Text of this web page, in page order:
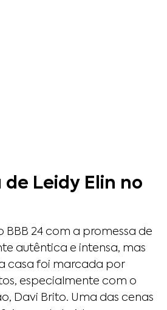
de Leidy Elin no
BBB 24 com a promessa de
autêntica e intensa, mas
casa foi marcada por
especialmente com o
Davi Brito. Uma das cenas